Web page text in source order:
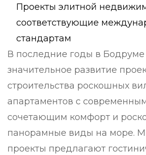
Проекты элитной
соответствующие
стандартам
В последние годы в
значительное развитие
строительства роскошных
апартаментов с
сочетающим комфорт и
панорамные виды на море.
проекты предлагают